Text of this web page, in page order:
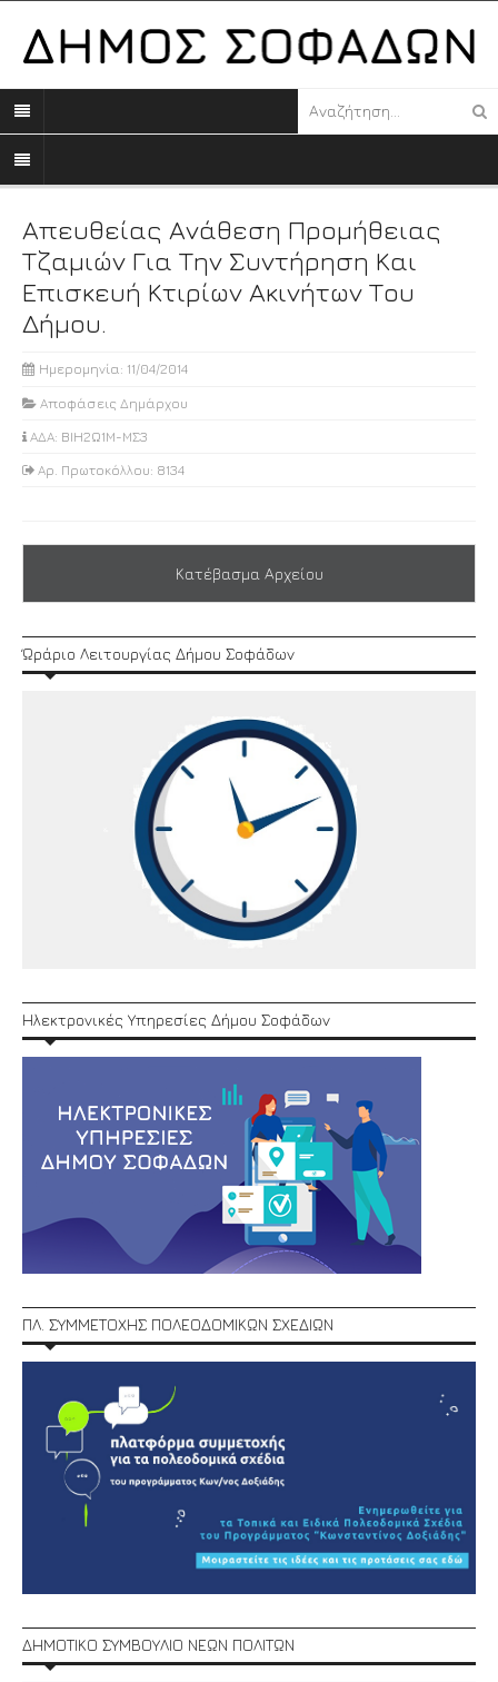
Απευθείας Ανάθεση Προμήθειας
Τζαμιών Για Την Συντήρηση Και
Επισκευή Κτιρίων Ακινήτων Του
Δήμου.
Ημερομηνία: 11/04/2014
Αποφάσεις Δημάρχου
ΑΔΑ: ΒΙΗ2Ω1Μ-ΜΣ3
Αρ. Πρωτοκόλλου: 8134
Κατέβασμα Αρχείου
Ώράριο Λειτουργίας Δήμου Σοφάδων
Ηλεκτρονικές Υπηρεσίες Δήμου Σοφάδων
ΠΛ. ΣΥΜΜΕΤΟΧΗΣ ΠΟΛΕΟΔΟΜΙΚΩΝ ΣΧΕΔΙΩΝ
ΔΗΜΟΤΙΚΟ ΣΥΜΒΟΥΛΙΟ ΝΕΩΝ ΠΟΛΙΤΩΝ